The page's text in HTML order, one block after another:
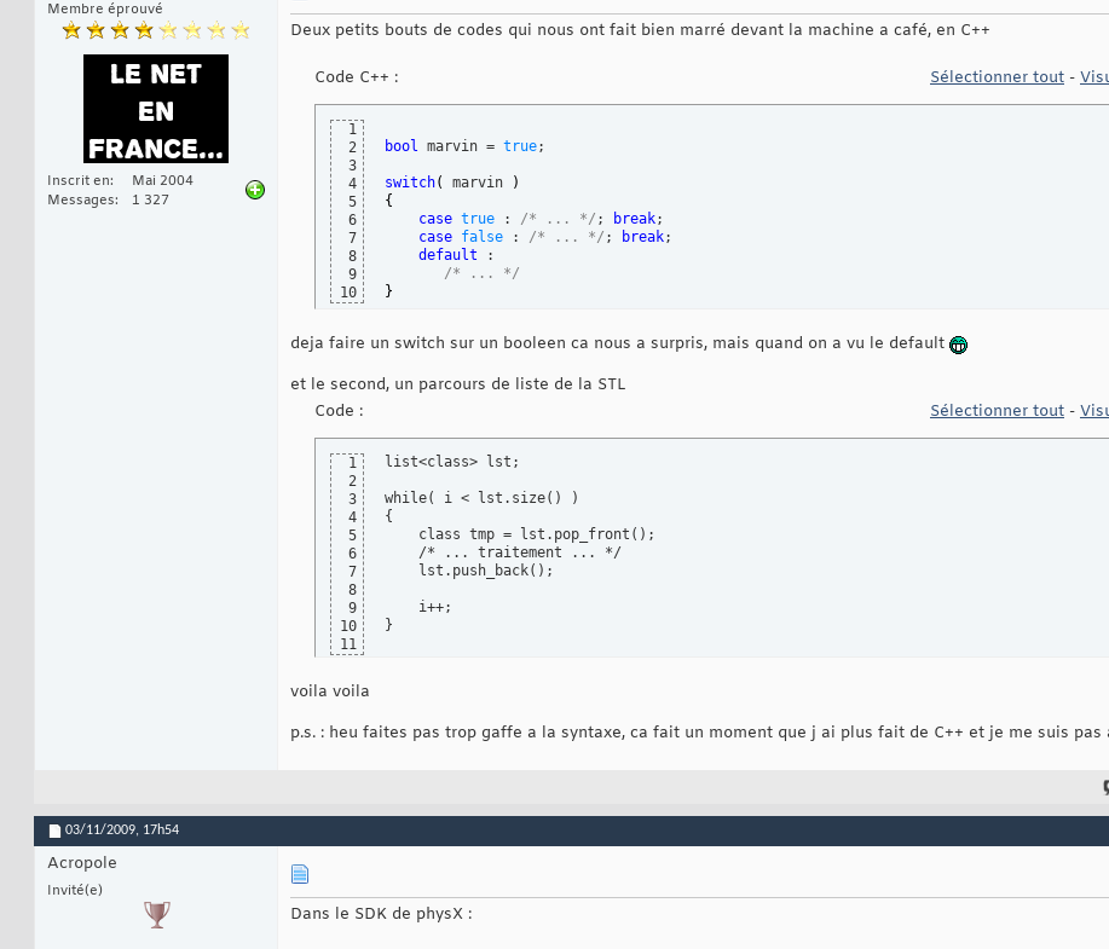
Membre éprouvé
Inscrit en
Mai 2004
Messages
1 327
Deux petits bouts de codes qui nous ont fait bien marré devant la machine a café, en C++
Code C++ : Sélectionner tout -
1
2
3
4
5
6
7
8
9
10
bool marvin = true;
switch( marvin
)
{
case true : /* ... */ ; break;
case false : /* ... */ ; break;
default :
/* ... */
}
deja faire un switch sur un booleen ca nous a surpris, mais quand on a vu le default
et le second, un parcours de liste de la STL
Code :
Sélectionner tout -
1
2
3
4
5
6
7
8
9
10
11
list<class> lst;
while( i < lst.size() )
{
    class tmp = lst.pop_front();
    /* ... traitement ... */
    lst.push_back();
    i++;
}
voila voila
p.s. : heu faites pas trop gaffe a la syntaxe, ca fait un moment que j ai plus fait de C++ et je me suis pas
03/11/2009, 17h54
Acropole
Invité(e)
Dans le SDK de physX :